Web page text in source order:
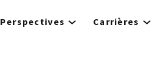
Perspectives Carrières